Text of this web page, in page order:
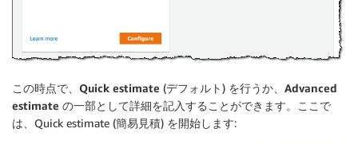
この時点で、 Quick estimate (デフォルト) を行うか、 Advanced
estimate の一部として詳細を記入することができます。ここで
は、Quick estimate (簡易見積) を開始します: